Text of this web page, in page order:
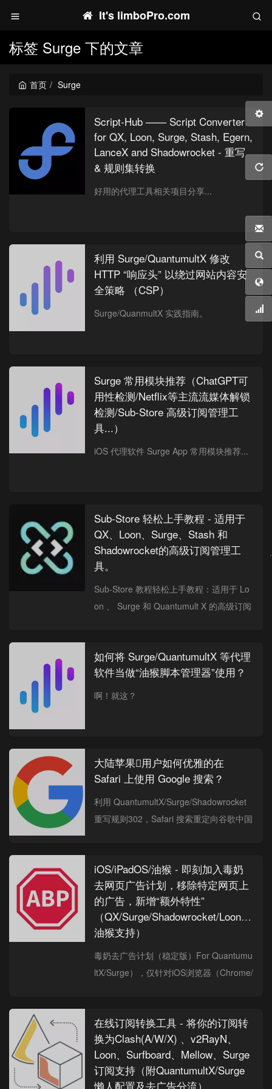
It's limboPro.com
标签 Surge 下的文章
首页 Surge
Script-Hub —— Script Converter
for QX, Loon, Surge, Stash, Egern,
LanceX and Shadowrocket - 重写
& 规则集转换
好用的代理工具相关项目分享...
利用 Surge/QuantumultX 修改
HTTP “响应头” 以绕过网站内容安
全策略 （CSP）
Surge/QuanmultX 实践指南。
Surge 常用模块推荐（ChatGPT可
用性检测/Netflix等主流流媒体解锁
检测/Sub-Store 高级订阅管理工
具...）
iOS 代理软件 Surge App 常用模块推荐...
Sub-Store 轻松上手教程 - 适用于
QX、Loon、Surge、Stash 和
Shadowrocket的高级订阅管理工
具。
Sub-Store 教程轻松上手教程：适用于 Lo
on 、 Surge 和 Quantumult X 的高级订阅
如何将 Surge/QuantumultX 等代理
软件当做“油猴脚本管理器”使用？
啊！就这？
大陆苹果用户如何优雅的在
Safari 上使用 Google 搜索？
利用 QuantumultX/Surge/Shadowrocket
重写规则302，Safari 搜索重定向谷歌中国
iOS/iPadOS/油猴 - 即刻加入毒奶
去网页广告计划，移除特定网页上
的广告，新增“额外特性”
（QX/Surge/Shadowrocket/Loon/
油猴支持）
毒奶去广告计划（稳定版）For Quantumu
ltX/Surge），仅针对iOS浏览器（Chrome/
在线订阅转换工具 - 将你的订阅转
换为Clash(A/W/X) 、v2RayN、
Loon、Surfboard、Mellow、Surge
订阅支持（附QuantumultX/Surge
懒人配置及去广告分流）